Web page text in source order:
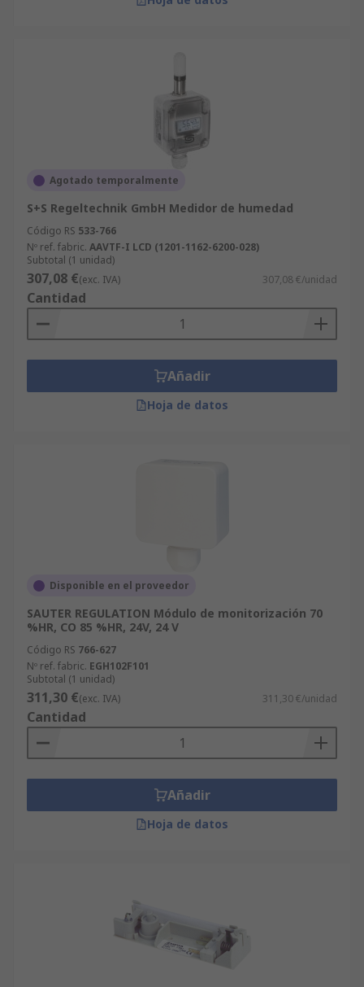
Agotado temporalmente
S+S Regeltechnik GmbH Medidor de humedad
Código RS 533-766
Nº ref. fabric. AAVTF-I LCD (1201-1162-6200-028)
Subtotal (1 unidad)
307,08 €(exc. IVA) 307,08 €/unidad
Cantidad
Añadir
Hoja de datos
Disponible en el proveedor
SAUTER REGULATION Módulo de monitorización 70
%HR, CO 85 %HR, 24V, 24 V
Código RS 766-627
Nº ref. fabric. EGH102F101
Subtotal (1 unidad)
311,30 €(exc. IVA) 311,30 €/unidad
Cantidad
Añadir
Hoja de datos